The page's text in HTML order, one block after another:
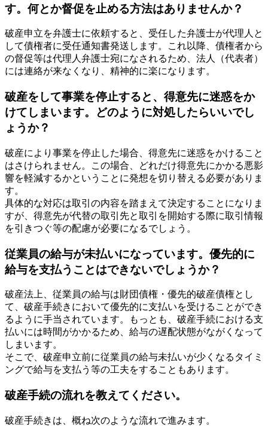
す。何とか督促を止める方法はありませんか？
破産申立を弁護士に依頼すると、受任した弁護士が代理人と
して債権者に受任通知書発送します。これ以降、債権者から
の督促等は代理人弁護士宛になされるため、法人（代表者）
には連絡が来なくなり、精神的に楽になります。
破産をして事業を停止すると、得意先に迷惑をか
けてしまいます。どのように対処したらいいでし
ょうか？
破産により事業を停止した場合、得意先に迷惑をかけること
はさけられません。この場合、どれだけ得意先にかかる悪影
響を軽減するかということに発想を切り替える必要がありま
す。
具体的な対応は取引の内容を踏まえて決定することになりま
すが、得意先が代替の取引先と取引を開始する際に取引情報
を引きつぐ等の配慮が必要になるでしょう。
従業員の給与が未払いになっています。優先的に
給与を支払うことはできないでしょうか？
破産法上、従業員の給与は財団債権・優先的破産債権とし
て、破産手続きにおいて優先的に支払いを受けることができ
るように手当されています。もっとも、破産手続における支
払いには時間がかかるため、給与の遅配状態がながくなって
しまいます。
そこで、破産申立前に従業員の給与未払いが少くなるタイミ
ングで給与を支払う等の工夫をすることもあります。
破産手続の流れを教えてください。
破産手続きは、概ね次のような流れで進みます。